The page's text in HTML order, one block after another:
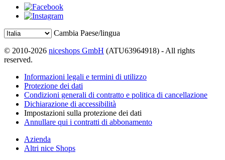
Cambia Paese/lingua
© 2010-2026 niceshops GmbH (ATU63964918) - All rights
reserved.
Informazioni legali e termini di utilizzo
Protezione dei dati
Condizioni generali di contratto e politica di cancellazione
Dichiarazione di accessibilità
Impostazioni sulla protezione dei dati
Annullare qui i contratti di abbonamento
Azienda
Altri nice Shops